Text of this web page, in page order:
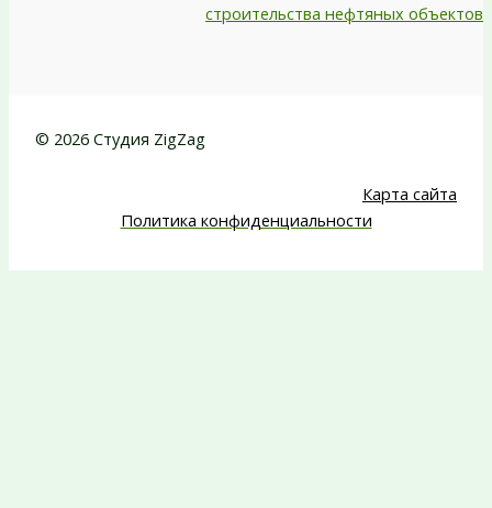
строительства нефтяных объектов
© 2026 Студия ZigZag
Карта сайта
Политика конфиденциальности